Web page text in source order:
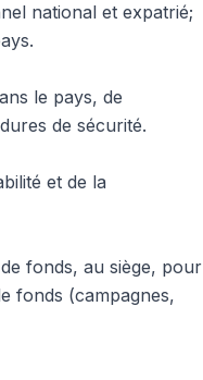
national et expatrié;
le pays, de
de sécurité.
et de la
fonds, au siège, pour
fonds (campagnes,